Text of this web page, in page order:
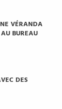
VÉRANDA
BUREAU
DES